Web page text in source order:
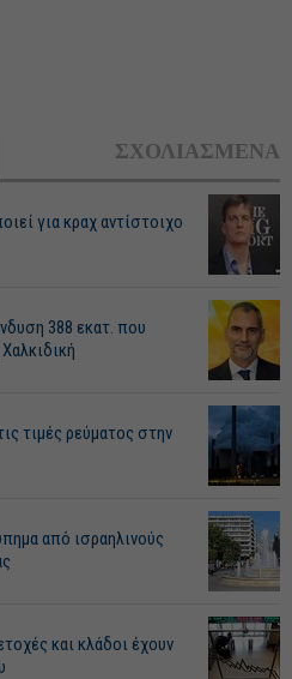
ΣΧΟΛΙΑΣΜΕΝΑ
για κραχ αντίστοιχο
388 εκατ. που
τιμές ρεύματος στην
από ισραηλινούς
και κλάδοι έχουν